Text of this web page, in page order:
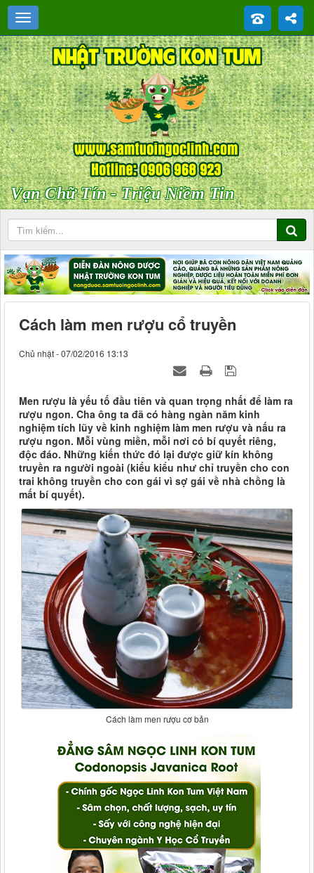
Vạn Chữ Tín - Triệu Niềm Tin
Cách làm men rượu cổ truyền
Chủ nhật - 07/02/2016 13:13
Men rượu là yếu tố đầu tiên và quan trọng nhất để làm ra
rượu ngon. Cha ông ta đã có hàng ngàn năm kinh
nghiệm tích lũy về kinh nghiệm làm men rượu và nấu ra
rượu ngon. Mỗi vùng miền, mỗi nơi có bí quyết riêng,
độc đáo. Những kiến thức đó lại được giữ kín không
truyền ra người ngoài (kiểu kiểu như chỉ truyền cho con
trai không truyền cho con gái vì sợ gái về nhà chồng là
mất bí quyết).
Cách làm men rượu cơ bản